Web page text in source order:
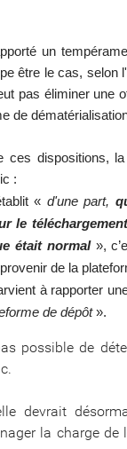
un
être le cas, selon l'
pas éliminer une
de
ces dispositions,
:
« d'une part,
le
était normal»,
de la
à rapporter
de dépôt».
possible de
devrait
la charge